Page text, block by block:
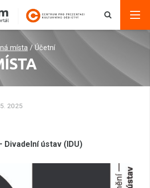
místa /Účetní
2025
Divadelní ústav (IDU)